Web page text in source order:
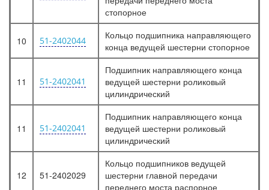
стопорное
10 51-2402044
Кольцо подшипника направляющего
конца ведущей шестерни стопорное
11 51-2402041
Подшипник направляющего конца
ведущей шестерни роликовый
цилиндрический
11 51-2402041
Подшипник направляющего конца
ведущей шестерни роликовый
цилиндрический
12 51-2402029
Кольцо подшипников ведущей
шестерни главной передачи
переднего моста распорное